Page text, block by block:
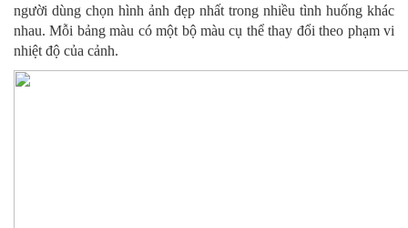
người dùng chọn hình ảnh đẹp nhất trong nhiều tình huống khác
nhau. Mỗi bảng màu có một bộ màu cụ thể thay đổi theo phạm vi
nhiệt độ của cảnh.